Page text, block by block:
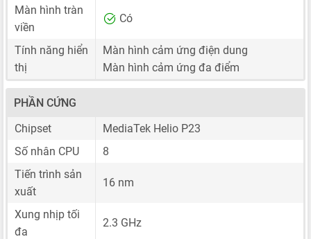
Màn hình tràn
viền
Có
Tính năng hiển
thị
Màn hình cảm ứng điện dung
Màn hình cảm ứng đa điểm
PHẦN CỨNG
Chipset
MediaTek Helio P23
Số nhân CPU
8
Tiến trình sản
xuất
16 nm
Xung nhịp tối
đa
2.3 GHz